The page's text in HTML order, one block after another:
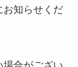
お知らせくだ